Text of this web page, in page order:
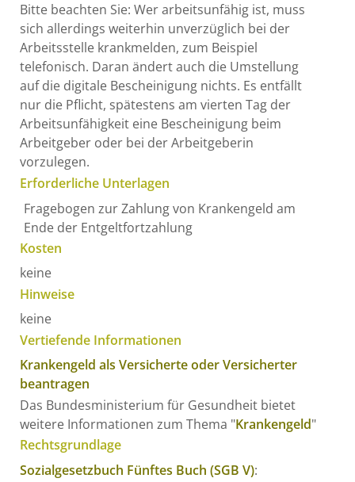
Bitte beachten Sie: Wer arbeitsunfähig ist, muss
sich allerdings weiterhin unverzüglich bei der
Arbeitsstelle krankmelden, zum Beispiel
telefonisch. Daran ändert auch die Umstellung
auf die digitale Bescheinigung nichts. Es entfällt
nur die Pflicht, spätestens am vierten Tag der
Arbeitsunfähigkeit eine Bescheinigung beim
Arbeitgeber oder bei der Arbeitgeberin
vorzulegen.
Erforderliche Unterlagen
Fragebogen zur Zahlung von Krankengeld am
Ende der Entgeltfortzahlung
Kosten
keine
Hinweise
keine
Vertiefende Informationen
Krankengeld als Versicherte oder Versicherter
beantragen
Das Bundesministerium für Gesundheit bietet
weitere Informationen zum Thema "Krankengeld"
Rechtsgrundlage
Sozialgesetzbuch Fünftes Buch (SGB V):